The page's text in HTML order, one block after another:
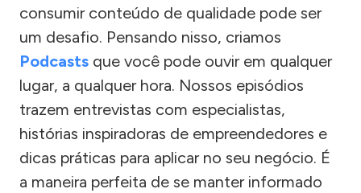
consumir conteúdo de qualidade pode ser
um desafio. Pensando nisso, criamos
Podcasts que você pode ouvir em qualquer
lugar, a qualquer hora. Nossos episódios
trazem entrevistas com especialistas,
histórias inspiradoras de empreendedores e
dicas práticas para aplicar no seu negócio. É
a maneira perfeita de se manter informado